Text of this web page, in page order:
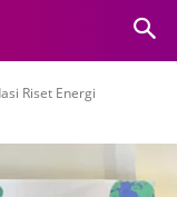
Riset Energi